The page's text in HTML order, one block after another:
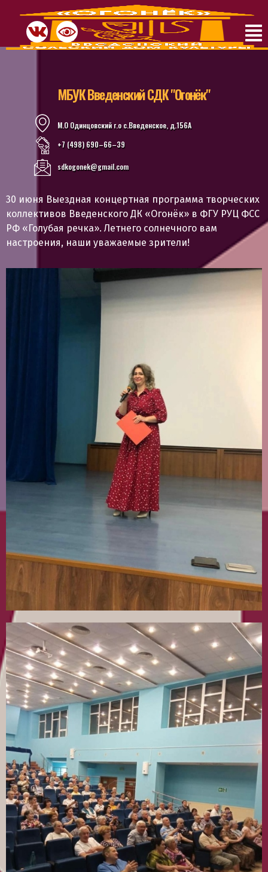
МБУК Введенский СДК "Огонёк"
М.О Одинцовский г.о с.Введенское, д.156А
+7 (498) 690–66–39
sdkogonek@gmail.com
30 июня Выездная концертная программа творческих
коллективов Введенского ДК «Огонёк» в ФГУ РУЦ ФСС
РФ «Голубая речка». Летнего солнечного вам
настроения, наши уважаемые зрители!